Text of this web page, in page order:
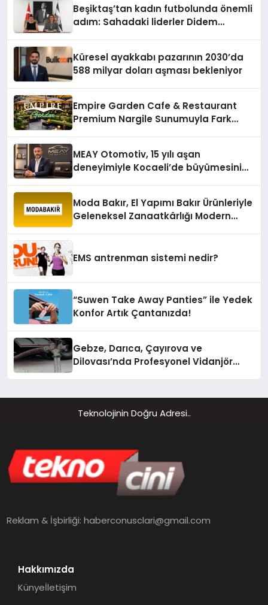
Beşiktaş’tan kadın futbolunda önemli
adım: Sahadaki liderler Didem
Küresel ayakkabı pazarının 2030’da
588 milyar doları aşması bekleniyor
Empire Garden Cafe & Restaurant
Premium Nargile Sunumuyla Fark
MEAY Otomotiv, 15 yılı aşan
deneyimiyle Kocaeli’de büyümesini
Moda Bakır, El Yapımı Bakır Ürünleriyle
Geleneksel Zanaatkârlığı Modern
EMS antrenman sistemi nedir?
“Suwen Take Away Panties” ile Yedek
Konfor Artık Çantanızda!
Gebze, Darıca, Çayırova ve
Dilovası’nda Profesyonel Vidanjör
Teknolojinin Doğru Adresi..
Reklam & İşbirliği:haberconusclari@gmail.com
Hakkımızda
Künyeİletişim